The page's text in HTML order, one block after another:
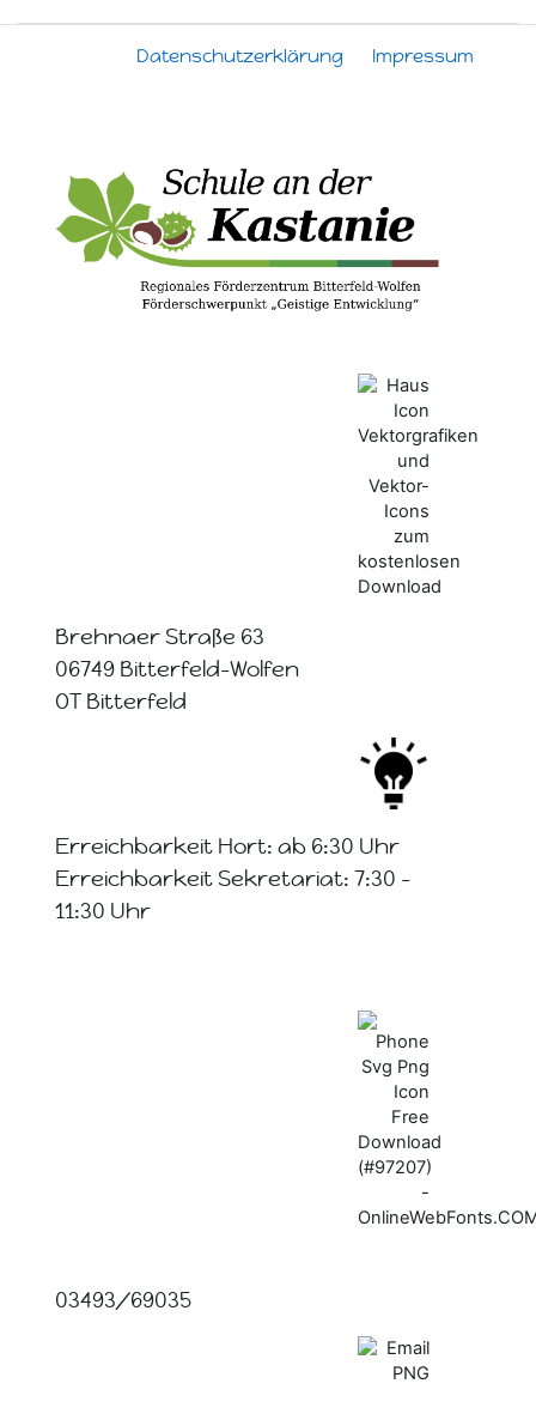
Datenschutzerklärung Impressum
Brehnaer Straße 63
06749 Bitterfeld-Wolfen
OT Bitterfeld
Erreichbarkeit Hort: ab 6:30 Uhr
Erreichbarkeit Sekretariat: 7:30 -
11:30 Uhr
03493/69035